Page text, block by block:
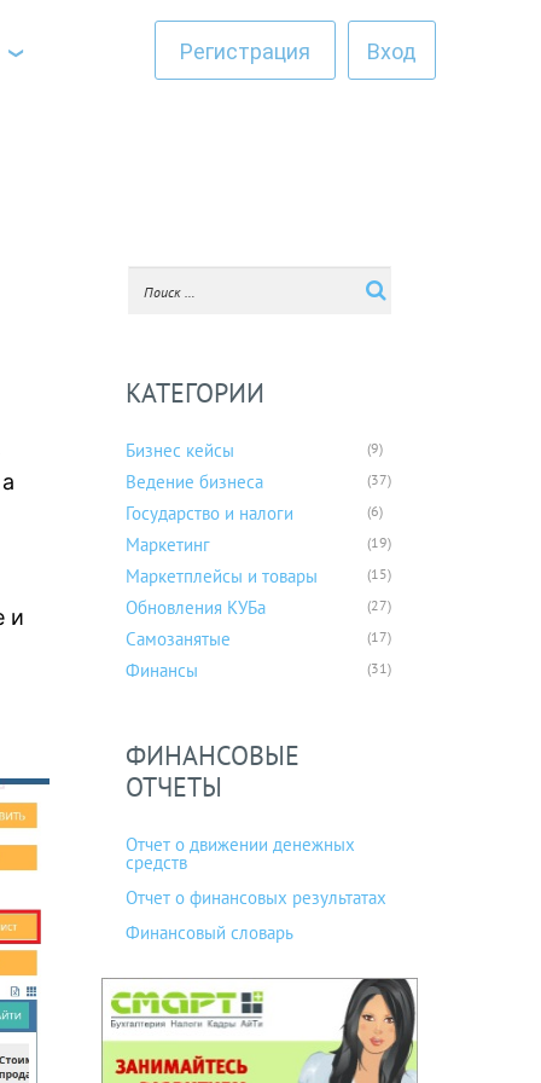
Регистрация Вход
и
КАТЕГОРИИ
Бизнес кейсы (9)
Ведение бизнеса (37)
Государство и налоги (6)
Маркетинг (19)
Маркетплейсы и товары (15)
Обновления КУБа (27)
Самозанятые (17)
Финансы (31)
ФИНАНСОВЫЕ
ОТЧЕТЫ
Отчет о движении денежных
средств
Отчет о финансовых результатах
Финансовый словарь